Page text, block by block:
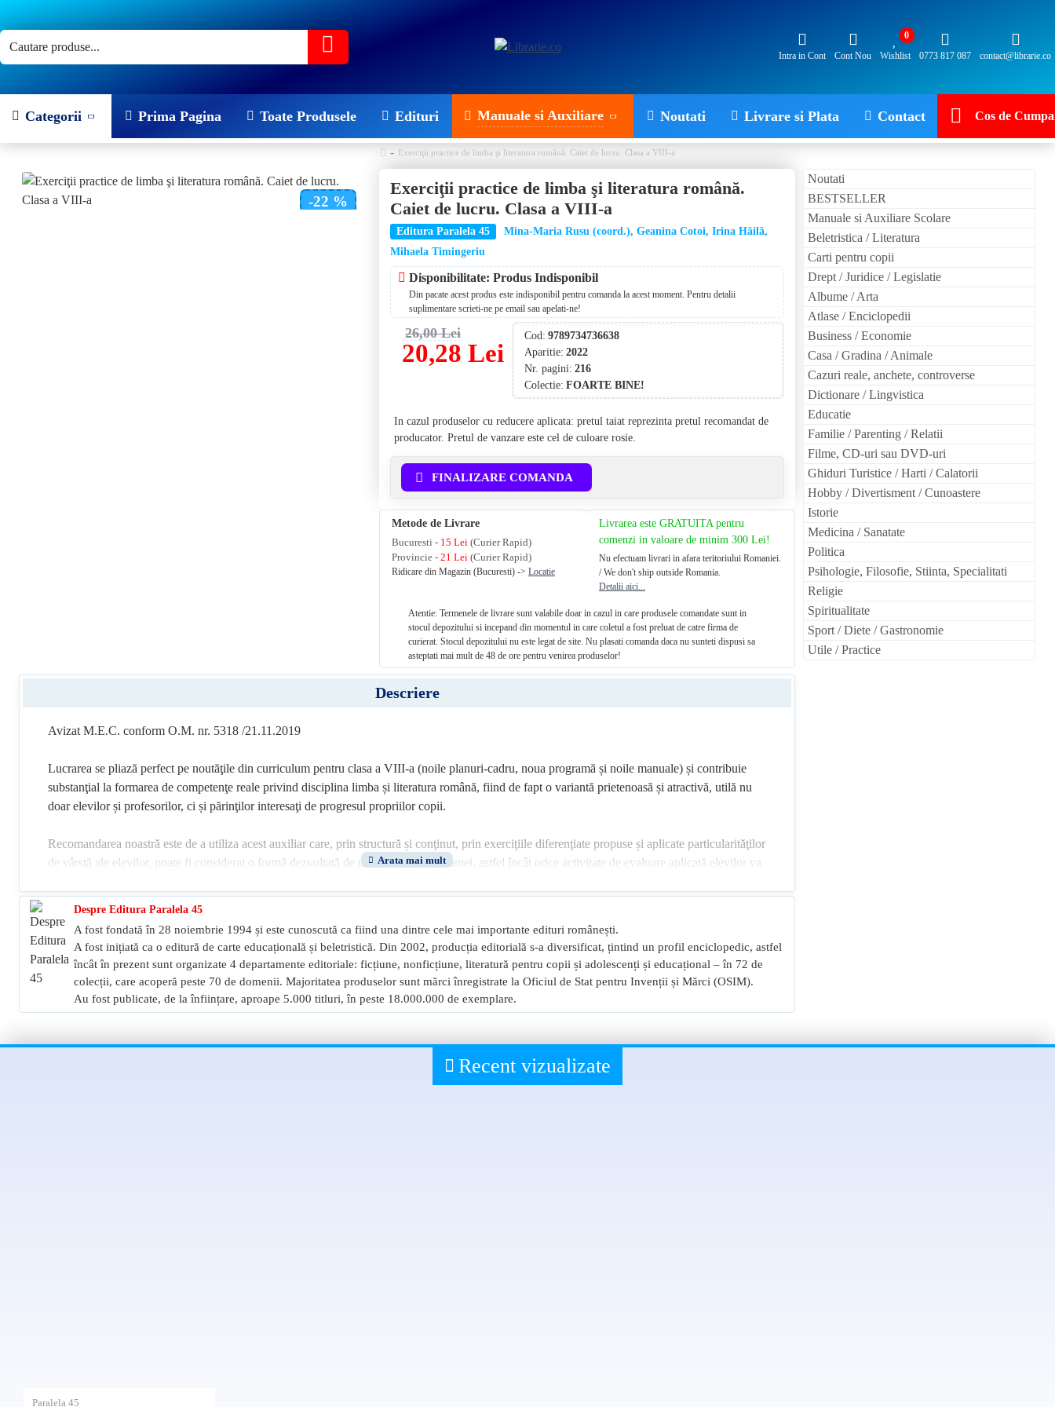
Intra in Cont Cont Nou Wishlist
0
0773 817 087
contact@librarie.co
Categorii Prima Pagina Toate Produsele Edituri Manuale si Auxiliare Noutati Livrare si Plata Contact Cos de
Exerciţii practice de limba şi literatura română. Caiet de lucru. Clasa a VIII-a
-22 %
Exerciţii practice de limba şi literatura română.
Caiet de lucru. Clasa a VIII-a
Editura Paralela 45
Mina-Maria Rusu (coord.), Geanina Cotoi, Irina Hăilă,
Mihaela Timingeriu
Disponibilitate: Produs Indisponibil
Din pacate acest produs este indisponibil pentru comanda la acest moment. Pentru detalii
suplimentare scrieti-ne pe email sau apelati-ne!
20,28 Lei
26,00 Lei Cod: 9789734736638
Aparitie: 2022
Nr. pagini: 216
Colectie: FOARTE BINE!
FINALIZARE COMANDA
In cazul produselor cu reducere aplicata: pretul taiat reprezinta pretul recomandat de
producator. Pretul de vanzare este cel de culoare rosie.
Metode de Livrare
Bucuresti - 15 Lei (Curier Rapid)
Provincie -21 Lei (Curier Rapid)
Ridicare din Magazin (Bucuresti) ->Locatie
Livrarea este GRATUITA pentru
comenzi in valoare de minim 300 Lei!
Nu efectuam livrari in afara teritoriului Romaniei.
/ We don't ship outside Romania.
Detalii aici...
Atentie: Termenele de livrare sunt valabile doar in cazul in care produsele comandate sunt in
stocul depozitului si incepand din momentul in care coletul a fost preluat de catre firma de
curierat. Stocul depozitului nu este legat de site. Nu plasati comanda daca nu sunteti dispusi sa
asteptati mai mult de 48 de ore pentru venirea produselor!
Despre Editura Paralela 45
A fost fondată în 28 noiembrie 1994 și este cunoscută ca fiind una dintre cele mai importante edituri românești.
A fost inițiată ca o editură de carte educațională și beletristică. Din 2002, producția editorială s-a diversificat, țintind un profil enciclopedic, astfel
încât în prezent sunt organizate 4 departamente editoriale: ficțiune, nonficțiune, literatură pentru copii și adolescenți și educațional – în 72 de
colecții, care acoperă peste 70 de domenii. Majoritatea produselor sunt mărci înregistrate la Oficiul de Stat pentru Invenții și Mărci (OSIM).
Au fost publicate, de la înființare, aproape 5.000 titluri, în peste 18.000.000 de exemplare.
Descriere
Avizat M.E.C. conform O.M. nr. 5318 /21.11.2019
Lucrarea se pliază perfect pe noutăţile din curriculum pentru clasa a VIII-a (noile planuri‑cadru, noua programă și noile manuale) și contribuie
substanţial la formarea de competenţe reale privind disciplina limba și literatura română, fiind de fapt o variantă prietenoasă și atractivă, utilă nu
doar elevilor și profesorilor, ci și părinţilor interesaţi de progresul propriilor copii.
Recomandarea noastră este de a utiliza acest auxiliar care, prin structură și conţinut, prin exerciţiile diferenţiate propuse și aplicate particularităţilor
de vârstă ale elevilor, poate fi considerat o formă dezvoltată de parcurgere a programei, astfel încât orice activitate de evaluare aplicată elevilor va
experienţă în activitatea la catedră.
Noutati
BESTSELLER
Manuale si Auxiliare Scolare
Beletristica / Literatura
Carti pentru copii
Drept / Juridice / Legislatie
Albume / Arta
Atlase / Enciclopedii
Business / Economie
Casa / Gradina / Animale
Cazuri reale, anchete, controverse
Dictionare / Lingvistica
Educatie
Familie / Parenting / Relatii
Filme, CD-uri sau DVD-uri
Ghiduri Turistice / Harti / Calatorii
Hobby / Divertisment / Cunoastere
Istorie
Medicina / Sanatate
Politica
Psihologie, Filosofie, Stiinta, Specialitati
Religie
Spiritualitate
Sport / Diete / Gastronomie
Utile / Practice
Recent vizualizate
Paralela 45